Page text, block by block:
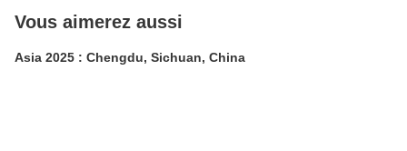
Vous aimerez aussi
Asia 2025 : Chengdu, Sichuan, China